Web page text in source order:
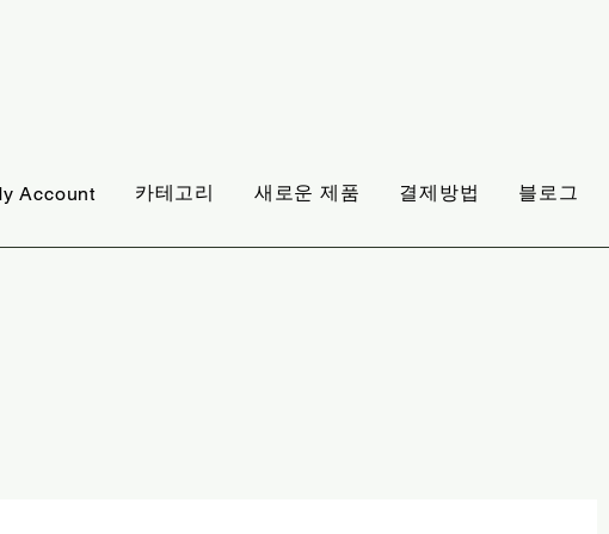
Account 카테고리 새로운 제품 결제방법 블로그